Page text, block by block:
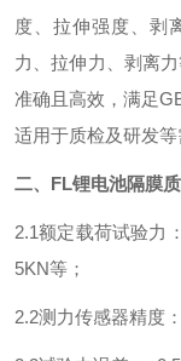
度、拉伸强度、剥
力、拉伸力、剥离
准确且高效，满足
适用于质检及研发等
二、FL锂电池隔膜
2.1额定载荷试验力：
5KN等；
2.2测力传感器精度：